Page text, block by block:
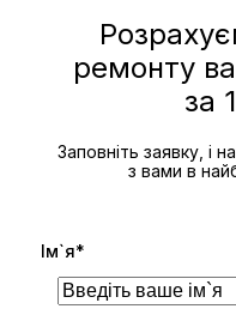
ремонту
за
Заповніть заявку, і
з вами в
Ім`я*